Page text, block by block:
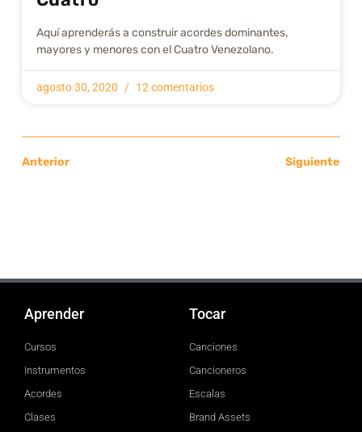
Aquí aprenderás a construir acordes dominantes,
mayores y menores con el Cuatro Venezolano.
agosto 30, 2020 12 comentarios
Anterior Siguiente
Aprender
Cursos
Instrumentos
Acordes
Clases
Tocar
Canciones
Cancioneros
Escalas
Brand Assets